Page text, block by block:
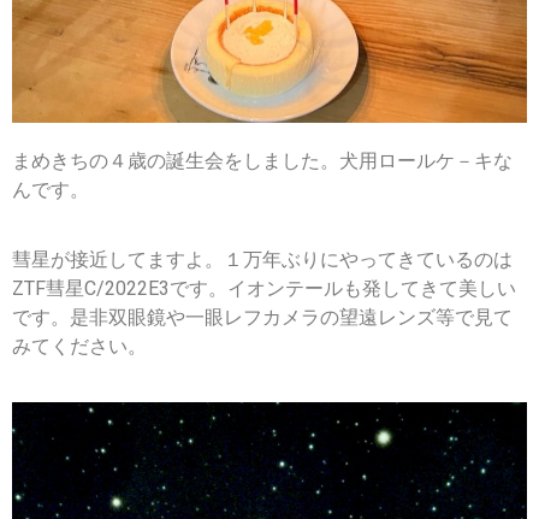
まめきちの４歳の誕生会をしました。犬用ロールケ－キな
んです。
彗星が接近してますよ。１万年ぶりにやってきているのは
ZTF彗星C/2022E3です。イオンテールも発してきて美しい
です。是非双眼鏡や一眼レフカメラの望遠レンズ等で見て
みてください。